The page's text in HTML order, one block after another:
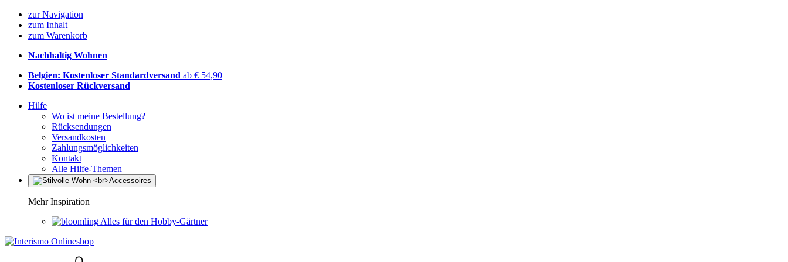
zur Navigation
zum Inhalt
zum Warenkorb
Nachhaltig Wohnen
Belgien: Kostenloser Standardversand ab € 54,90
Kostenloser Rückversand
Hilfe
Wo ist meine Bestellung?
Rücksendungen
Versandkosten
Zahlungsmöglichkeiten
Kontakt
Alle Hilfe-Themen
Mehr Inspiration
Alles für den Hobby-Gärtner